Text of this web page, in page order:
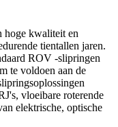
hoge kwaliteit en
tientallen jaren.
ROV -slipringen
te voldoen aan de
vloeibare roterende
elektrische, optische